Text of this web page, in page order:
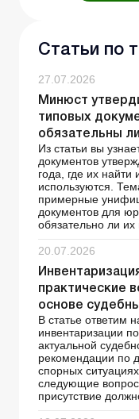
Статьи по
27.07.2026
Минюст
типовых
обязательны
Из статьи вы
документов
года, где их найти
используются.
примерные
документов для
обязательно ли
20.07.2026
практические
основе
В статье ответим
инвентаризации
актуальной
рекомендации по
спорных
следующие
присутствие